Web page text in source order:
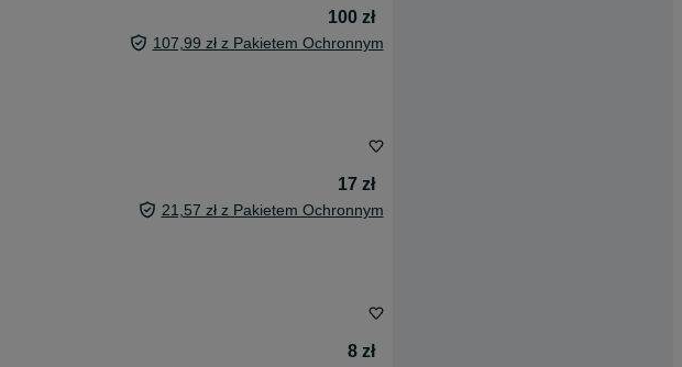
100 zł
107,99 zł z Pakietem Ochronnym
17 zł
21,57 zł z Pakietem Ochronnym
8 zł